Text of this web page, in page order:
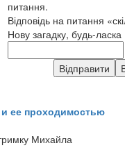
питання.
Відповідь на питання
Нову загадку, будь-ласка
ее проходимостью
Михайла